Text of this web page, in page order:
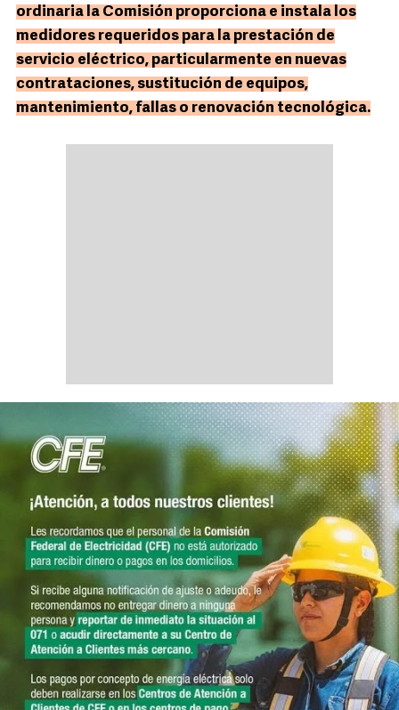
ordinaria la Comisión proporciona e instala los
medidores requeridos para la prestación de
servicio eléctrico, particularmente en nuevas
contrataciones, sustitución de equipos,
mantenimiento, fallas o renovación tecnológica.